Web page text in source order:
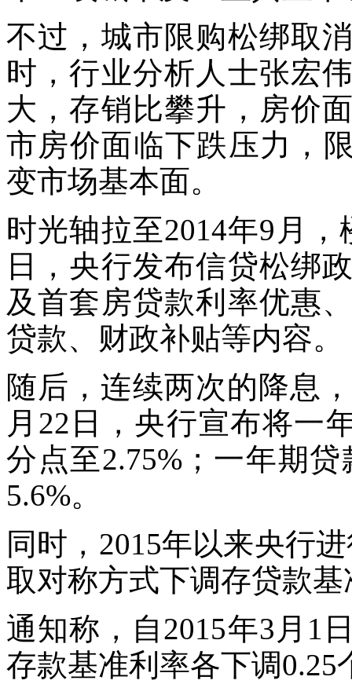
不过，城市限购松绑取
时，行业分析人士张宏
大，存销比攀升，房价
市房价面临下跌压力，
变市场基本面。
时光轴拉至2014年9月
日，央行发布信贷松绑
及首套房贷款利率优惠
贷款、财政补贴等内容。
随后，连续两次的降息
月22日，央行宣布将一
分点至2.75%；一年期
5.6%。
同时，2015年以来央行
取对称方式下调存贷款
通知称，自2015年3月1
存款基准利率各下调0.25